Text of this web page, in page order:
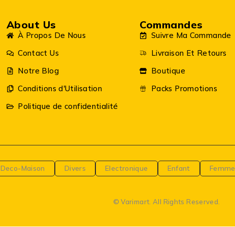
About Us
À Propos De Nous
Contact Us
Notre Blog
Conditions d'Utilisation
Politique de confidentialité
Commandes
Suivre Ma Commande
Livraison Et Retours
Boutique
Packs Promotions
Deco-Maison Divers Electronique Enfant Femme
© Varimart. All Rights Reserved.